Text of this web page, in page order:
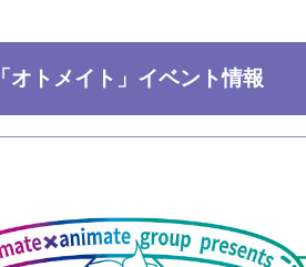
「オトメイト」イベント情報